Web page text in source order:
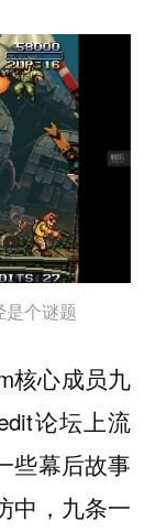
是个谜题
核心成员九
论坛上流
些幕后故事
中，九条一